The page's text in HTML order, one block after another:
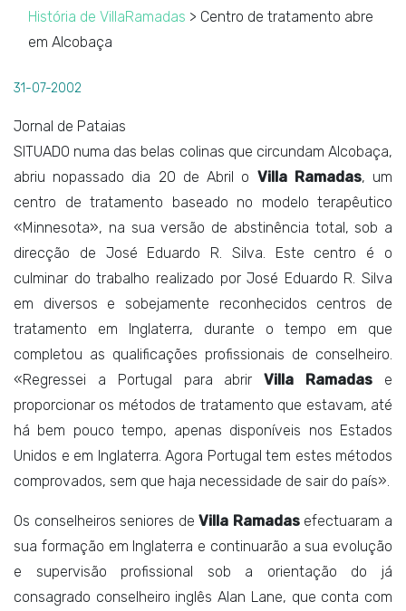
História de VillaRamadas > Centro de tratamento abre
em Alcobaça
31-07-2002
Jornal de Pataias
SITUADO numa das belas colinas que circundam Alcobaça,
abriu nopassado dia 20 de Abril o Villa Ramadas, um
centro de tratamento baseado no modelo terapêutico
«Minnesota», na sua versão de abstinência total, sob a
direcção de José Eduardo R. Silva. Este centro é o
culminar do trabalho realizado por José Eduardo R. Silva
em diversos e sobejamente reconhecidos centros de
tratamento em Inglaterra, durante o tempo em que
completou as qualificações profissionais de conselheiro.
«Regressei a Portugal para abrirVilla Ramadas e
proporcionar os métodos de tratamento que estavam, até
há bem pouco tempo, apenas disponíveis nos Estados
Unidos e em Inglaterra. Agora Portugal tem estes métodos
comprovados, sem que haja necessidade de sair do país».
Os conselheiros seniores deVilla Ramadasefectuaram a
sua formação em Inglaterra e continuarão a sua evolução
e supervisão profissional sob a orientação do já
consagrado conselheiro inglês Alan Lane, que conta com